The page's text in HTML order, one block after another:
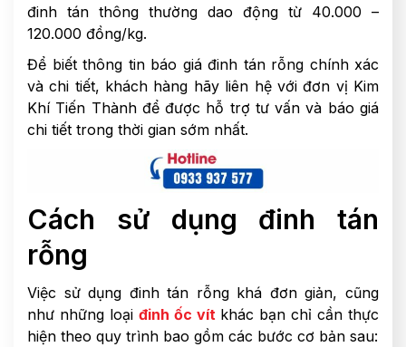
đinh tán thông thường dao động từ 40.000 –
120.000 đồng/kg.
Để biết thông tin báo giá đinh tán rỗng chính xác
và chi tiết, khách hàng hãy liên hệ với đơn vị Kim
Khí Tiến Thành để được hỗ trợ tư vấn và báo giá
chi tiết trong thời gian sớm nhất.
Cách sử dụng đinh tán
rỗng
Việc sử dụng đinh tán rỗng khá đơn giản, cũng
như những loại đinh ốc vítkhác bạn chỉ cần thực
hiện theo quy trình bao gồm các bước cơ bản sau: